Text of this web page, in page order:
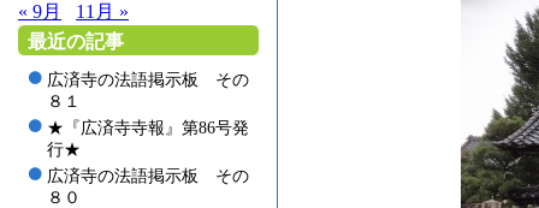
« 9月
11月 »
最近の記事
広済寺の法語掲示板 その
８１
★『広済寺寺報』第86号発
行★
広済寺の法語掲示板 その
８０